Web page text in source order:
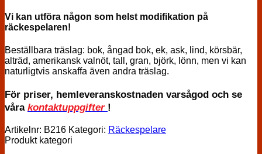
Vi kan utföra någon som helst modifikation på
räckespelaren!
Beställbara träslag: bok, ångad bok, ek, ask, lind, körsbär,
alträd, amerikansk valnöt, tall, gran, björk, lönn, men vi kan
naturligtvis anskaffa även andra träslag.
För priser, hemleveranskostnaden varsågod och se
våra kontaktuppgifter !
Artikelnr: B216 Kategori: Räckespelare
Produkt kategori